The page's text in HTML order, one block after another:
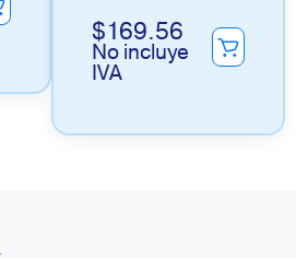
$169.56
No incluye
IVA